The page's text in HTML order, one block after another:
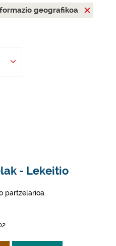
geografikoa
- Lekeitio
partzelarioa.